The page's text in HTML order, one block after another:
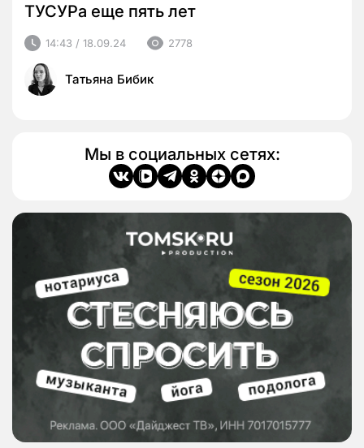
ТУСУРа еще пять лет
14:43 / 18.09.24 2778
Татьяна Бибик
Мы в социальных сетях: